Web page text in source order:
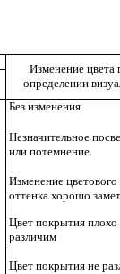
Изменение цвета
определении
Без изменения
Незначительное
или потемнение
Изменение цветового
оттенка хорошо
Цвет покрытия плохо
различим
Цвет покрытия не